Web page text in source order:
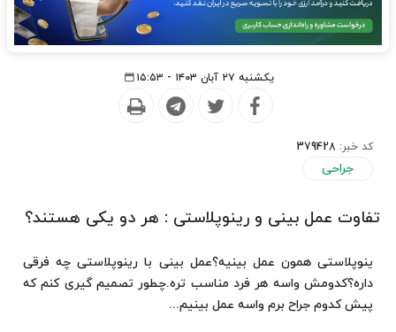
یکشنبه ۲۷ آبان ۱۴۰۳ - ۱۵:۵۳
کد خبر: 379428
جراحی
تفاوت عمل بینی و رینوپلاستی : هر دو یکی هستند؟
ینوپلاستی همون عمل بینیه؟عمل بینی با رینوپلاستی چه فرقی
داره؟کدومش واسه هر فرد مناسب تره.چطور تصمیم گیری کنم که
پیش کدوم جراح برم واسه عمل بینیم...